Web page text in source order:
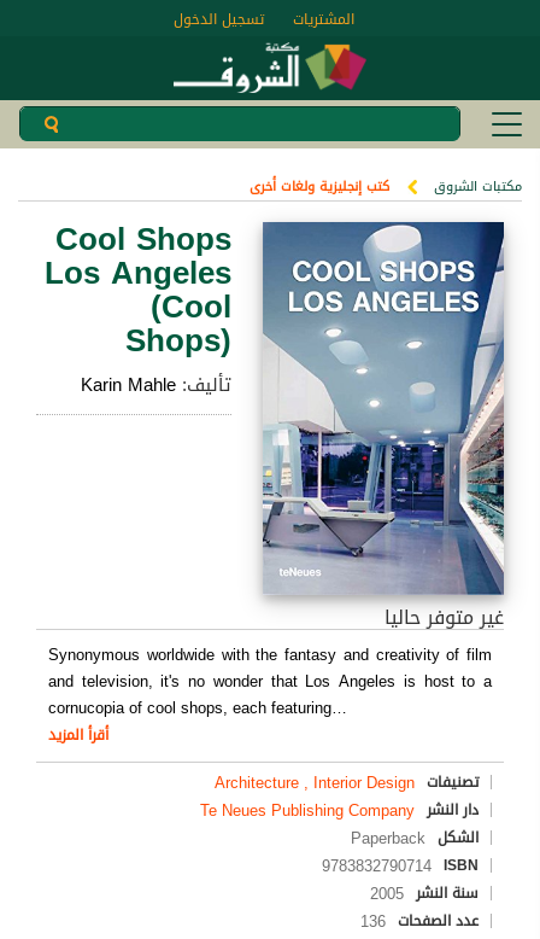
تسجيل الدخول المشتريات
مكتبات الشروق كتب إنجليزية ولغات أخرى
Cool Shops
Los Angeles
(Cool
Shops)
تأليف:Karin Mahle
غير متوفر حاليا
Synonymous worldwide with the fantasy and creativity of film
and television, it's no wonder that Los Angeles is host to a
cornucopia of cool shops, each featuring…
أقرأ المزيد
تصنيفات Architecture , Interior Design
دار النشر Te Neues Publishing Company
الشكل Paperback
ISBN
9783832790714
سنة النشر 2005
عدد الصفحات 136